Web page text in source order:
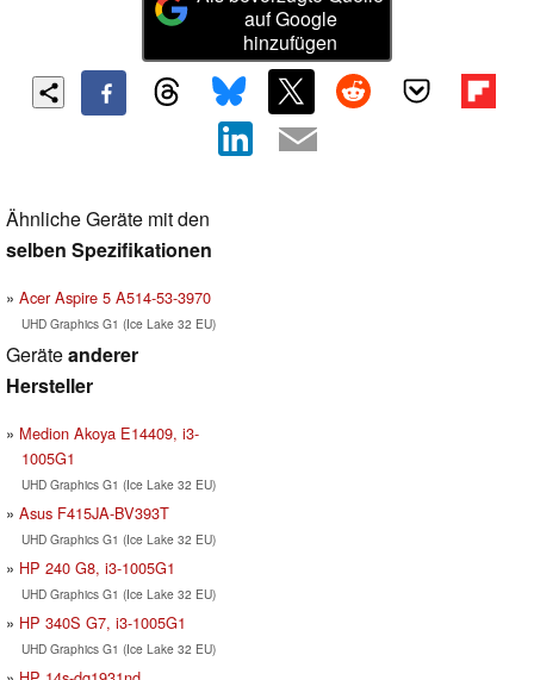
auf Google
hinzufügen
Ähnliche Geräte mit den
selben Spezifikationen
Acer Aspire 5 A514-53-3970
UHD Graphics G1 (Ice Lake 32 EU)
Geräteanderer
Hersteller
Medion Akoya E14409, i3-
1005G1
UHD Graphics G1 (Ice Lake 32 EU)
Asus F415JA-BV393T
UHD Graphics G1 (Ice Lake 32 EU)
HP 240 G8, i3-1005G1
UHD Graphics G1 (Ice Lake 32 EU)
HP 340S G7, i3-1005G1
UHD Graphics G1 (Ice Lake 32 EU)